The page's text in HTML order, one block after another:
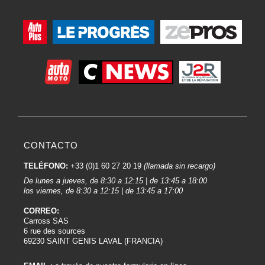
Organización y seguridad:
soporte
para pistolas ayuda a mantener el orden en el taller al
utilizan. Esto reduce el riesgo de caídas, daños a las pistolas y posibles
accidentes.
trabajo más eficiente.
Prevención de la contaminación:
Suspender las pistolas en un soporte específico reduce el riesgo de
superficies potencialmente contaminadas, lo que minimiza las partículas
extrañas que podrían comprometer la calidad de la Pintura.
Ajuste de la presión :
CONTACTO
TELÉFONO: +33 (0)1 60 27 20 19 (llamada sin recargo)
De lunes a jueves, de 8:30 a 12:15 | de 13:45 a 18:00
los viernes, de 8:30 a 12:15 | de 13:45 a 17:00
CORREO:
Carross SAS
6 rue des sources
69230 SAINT GENIS LAVAL (FRANCIA)